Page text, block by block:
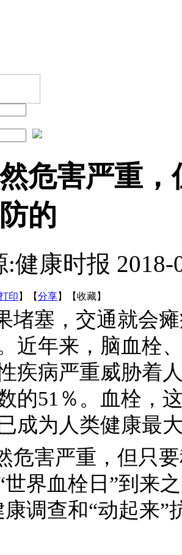
危害严重
的
:健康时报 2018-
印 】 【分享】 【收藏】
堵塞，交通就会
近年来，脑血栓
疾病严重威胁着
的51％。血栓，
成为人类健康最
危害严重，但只
世界血栓日”到来
康调查和“动起来